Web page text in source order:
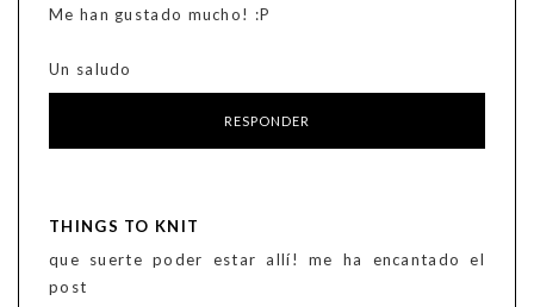
Me han gustado mucho! :P
Un saludo
RESPONDER
THINGS TO KNIT
que suerte poder estar allí! me ha encantado el
post